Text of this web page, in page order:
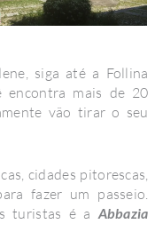
siga até a Follina
encontra mais de 20
vão tirar o seu
cidades pitorescas,
fazer um passeio.
turistas é a Abbazia